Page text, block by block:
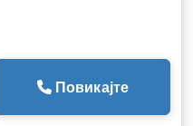
Повикајте